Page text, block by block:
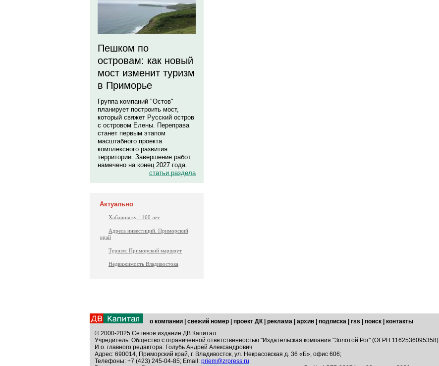
Пешком по
островам: как новый
мост изменит туризм
в Приморье
Группа компаний "Остов"
планирует построить мост,
который свяжет Русский остров
с островом Елены. Переправа
станет первым этапом
масштабного проекта
комплексного развития
территории. Завершение работ
намечено на конец 2027 года.
статьи раздела
Актуально
Хабаровску - 160 лет
Адреса инвестиций. Приморский
край
Туризм: Приморский маршрут
Недвижимость Владивостока
о компании свежий номер проект ДК реклама архив подписка rss поиск
контакты
© 2000-2025 Сетевое издание ДВ Капитал
Учредитель: Общество с ограниченной ответственностью "Издательская компания "Золотой Рог" (ОГРН 1162536095358)
И.о. главного редактора: Голубь Андрей Александрович
Адрес: 690014, Приморский край, г. Владивосток, ул. Некрасовская д. 36 «Б», офис 606;
Телефоны: +7 (423) 245-04-85; Email: priem@zrpress.ru